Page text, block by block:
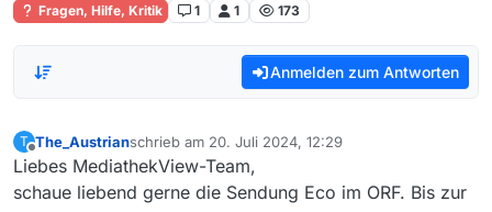
Fragen, Hilfe, Kritik 1 1 173
Anmelden zum Antworten
T
Offline
The_Austrianschrieb am 20. Juli 2024, 12:29
zuletzt editiert von
Liebes MediathekView-Team,
schaue liebend gerne die Sendung Eco im ORF. Bis zur